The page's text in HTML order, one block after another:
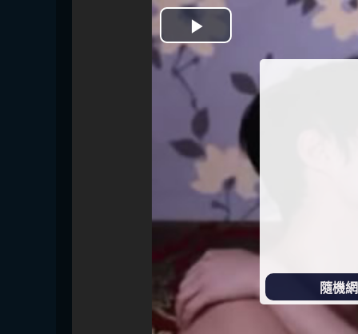
隨機
開
播
放